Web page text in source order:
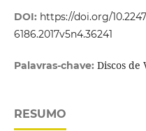
DOI: https://doi.org/
6186.2017v5n4.36241
Palavras-chave: Discos de
RESUMO